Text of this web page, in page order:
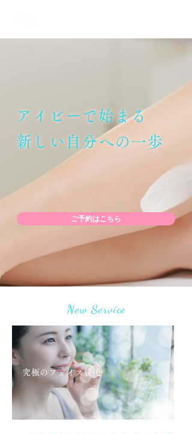
アイビーで始まる
新しい自分への一歩
ご予約はこちら
New Service
究極のフェイス脱毛